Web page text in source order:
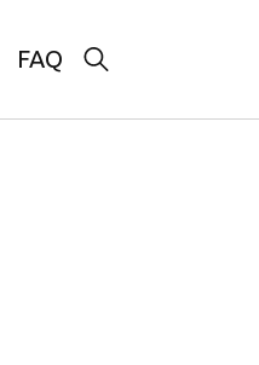
FAQ